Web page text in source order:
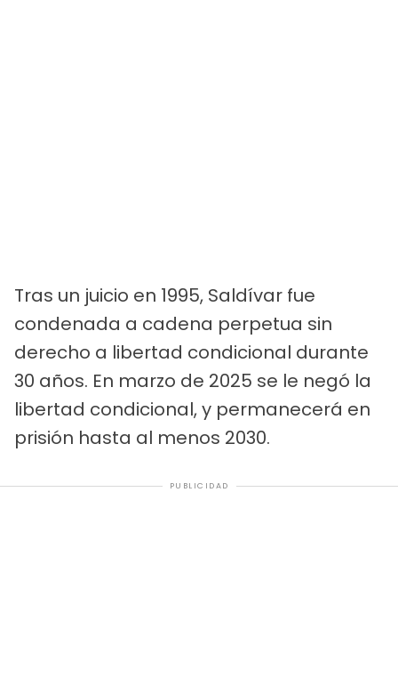
Tras un juicio en 1995, Saldívar fue
condenada a cadena perpetua sin
derecho a libertad condicional durante
30 años. En marzo de 2025 se le negó la
libertad condicional, y permanecerá en
prisión hasta al menos 2030.
PUBLICIDAD